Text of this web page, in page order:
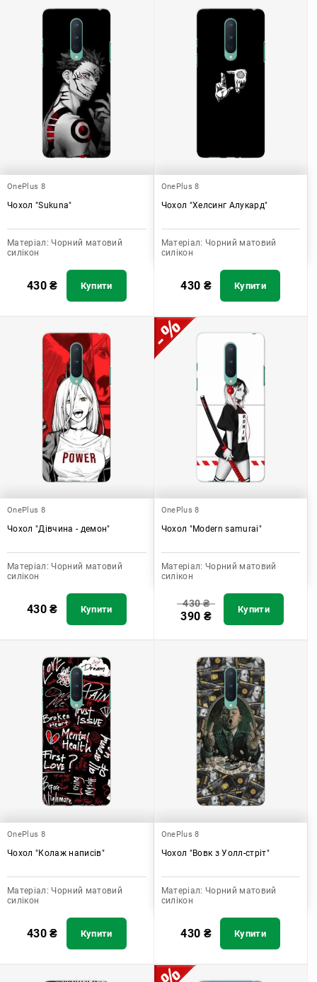
OnePlus 8
Чохол "Sukuna"
Матеріал: Чорний матовий
силікон
430₴ Купити
OnePlus 8
Чохол "Хелсинг Алукард"
Матеріал: Чорний матовий
силікон
430 ₴ Купити
OnePlus 8
Чохол "Дівчина - демон"
Матеріал: Чорний матовий
силікон
430₴ Купити
OnePlus 8
Чохол "Modern samurai"
Матеріал: Чорний матовий
силікон
430₴
390 ₴ Купити
OnePlus 8
Чохол "Колаж написів"
Матеріал: Чорний матовий
силікон
430₴ Купити
OnePlus 8
Чохол "Вовк з Уолл-стріт"
Матеріал: Чорний матовий
силікон
430 ₴ Купити